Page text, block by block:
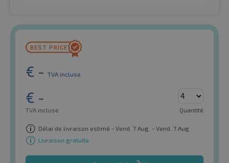
€ - TVA incluse
€ -
TVA incluse Quantité
Délai de livraison estimé - Vend. 7 Aug. - Vend. 7 Aug.
Livraison gratuite